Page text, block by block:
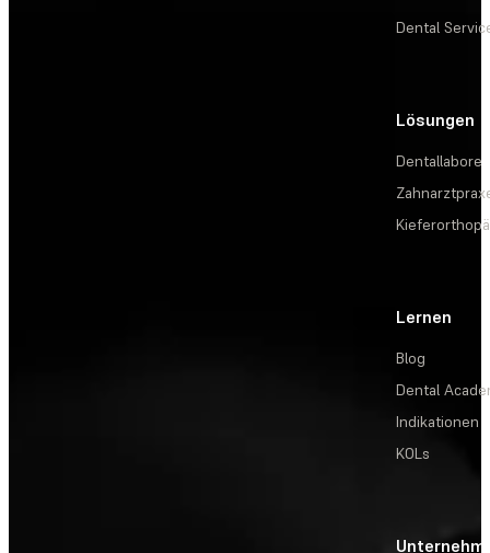
Dental
Lösungen
Dentallabore
Lernen
Blog
Dental
Indikationen
KOLs